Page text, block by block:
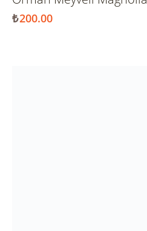
₺200.00